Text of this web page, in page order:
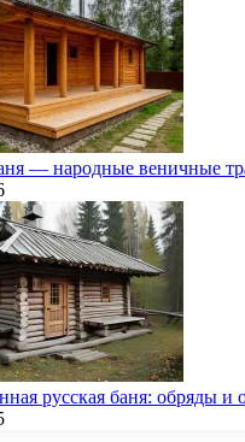
— народные веничные
русская баня: обряды